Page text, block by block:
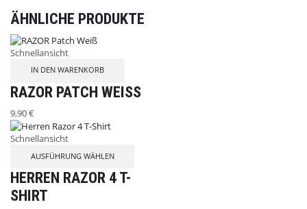
ÄHNLICHE PRODUKTE
Schnellansicht
IN DEN WARENKORB
RAZOR PATCH WEISS
9,90€
Schnellansicht
AUSFÜHRUNG WÄHLEN
HERREN RAZOR 4 T-
SHIRT